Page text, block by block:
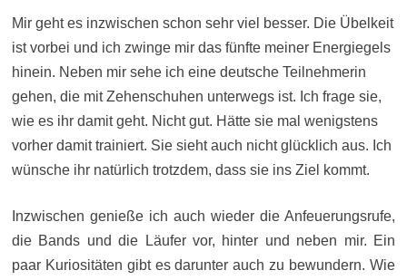
Mir geht es inzwischen schon sehr viel besser. Die Übelkeit
ist vorbei und ich zwinge mir das fünfte meiner Energiegels
hinein. Neben mir sehe ich eine deutsche Teilnehmerin
gehen, die mit Zehenschuhen unterwegs ist. Ich frage sie,
wie es ihr damit geht. Nicht gut. Hätte sie mal wenigstens
vorher damit trainiert. Sie sieht auch nicht glücklich aus. Ich
wünsche ihr natürlich trotzdem, dass sie ins Ziel kommt.
Inzwischen genieße ich auch wieder die Anfeuerungsrufe,
die Bands und die Läufer vor, hinter und neben mir. Ein
paar Kuriositäten gibt es darunter auch zu bewundern. Wie